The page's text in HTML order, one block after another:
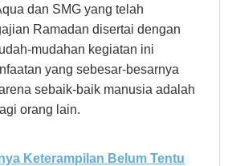
dan SMG yang telah
Ramadan disertai dengan
mudahan kegiatan ini
yang sebesar-besarnya
sebaik-baik manusia adalah
orang lain.
Keterampilan Belum Tentu